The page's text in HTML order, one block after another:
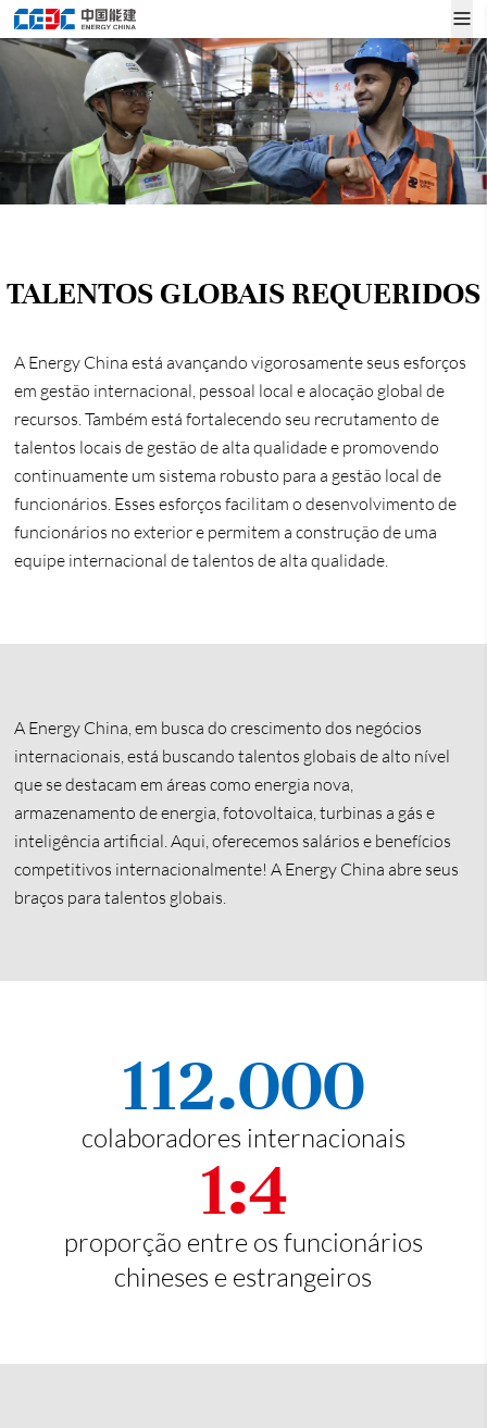
TALENTOS GLOBAIS REQUERIDOS
A Energy China está avançando vigorosamente seus esforços
em gestão internacional, pessoal local e alocação global de
recursos. Também está fortalecendo seu recrutamento de
talentos locais de gestão de alta qualidade e promovendo
continuamente um sistema robusto para a gestão local de
funcionários. Esses esforços facilitam o desenvolvimento de
funcionários no exterior e permitem a construção de uma
equipe internacional de talentos de alta qualidade.
A Energy China, em busca do crescimento dos negócios
internacionais, está buscando talentos globais de alto nível
que se destacam em áreas como energia nova,
armazenamento de energia, fotovoltaica, turbinas a gás e
inteligência artificial. Aqui, oferecemos salários e benefícios
competitivos internacionalmente! A Energy China abre seus
braços para talentos globais.
112.000
colaboradores internacionais
1:4
proporção entre os funcionários
chineses e estrangeiros